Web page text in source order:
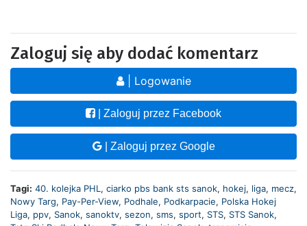
Zaloguj się aby dodać komentarz
| Logowanie
| Zaloguj przez Facebook
| Zaloguj przez Google
Tagi: 40. kolejka PHL , ciarko pbs bank sts sanok, hokej, liga, mecz,
Nowy Targ, Pay-Per-View, Podhale, Podkarpacie, Polska Hokej
Liga, ppv, Sanok, sanoktv, sezon, sms, sport, STS, STS Sanok,